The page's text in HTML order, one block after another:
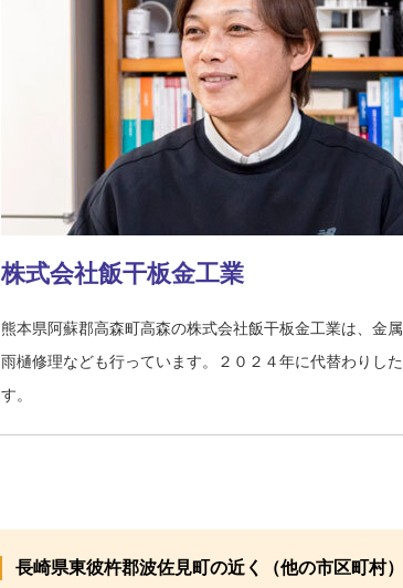
株式会社飯干板金工業
熊本県阿蘇郡高森町高森の株式会社飯干板金工業は、金
雨樋修理なども行っています。２０２４年に代替わりし
す。
長崎県東彼杵郡波佐見町の近く（他の市区町村